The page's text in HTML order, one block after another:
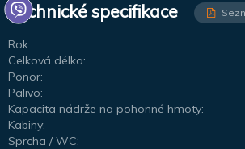
Technické specifikace
Rok:
Celková délka:
Ponor:
Palivo:
Kapacita nádrže na pohonné hmoty:
Kabiny:
Sprcha / WC: